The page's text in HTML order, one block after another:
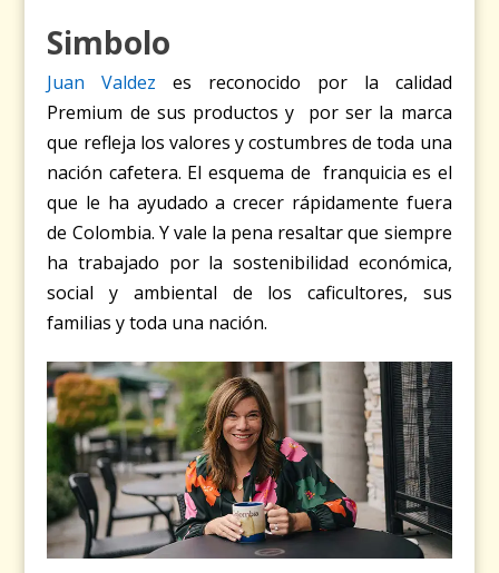
Simbolo
Juan Valdezes reconocido por la calidad
Premium de sus productos y por ser la marca
que refleja los valores y costumbres de toda una
nación cafetera. El esquema de franquicia es el
que le ha ayudado a crecer rápidamente fuera
de Colombia. Y vale la pena resaltar que siempre
ha trabajado por la sostenibilidad económica,
social y ambiental de los caficultores, sus
familias y toda una nación.